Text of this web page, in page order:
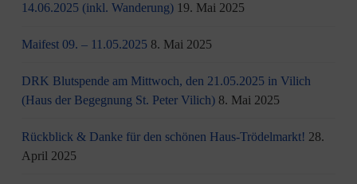
14.06.2025 (inkl. Wanderung) 19. Mai 2025
Maifest 09. – 11.05.2025 8. Mai 2025
DRK Blutspende am Mittwoch, den 21.05.2025 in Vilich
(Haus der Begegnung St. Peter Vilich) 8. Mai 2025
Rückblick & Danke für den schönen Haus-Trödelmarkt! 28.
April 2025